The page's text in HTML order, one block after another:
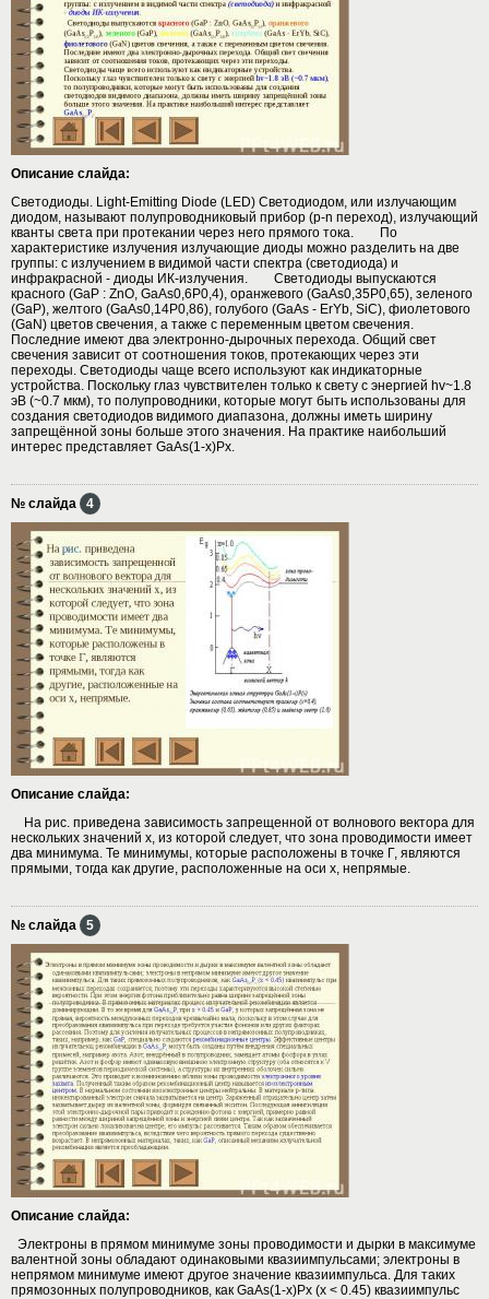
Описание слайда:
Светодиоды. Light-Emitting Diode (LED) Светодиодом, или излучающим
диодом, называют полупроводниковый прибор (p-n переход), излучающий
кванты света при протекании через него прямого тока. По
характеристике излучения излучающие диоды можно разделить на две
группы: с излучением в видимой части спектра (светодиода) и
инфракрасной - диоды ИК-излучения. Светодиоды выпускаются
красного (GaP : ZnO, GaAs0,6P0,4), оранжевого (GaAs0,35P0,65), зеленого
(GaP), желтого (GaAs0,14P0,86), голубого (GaAs - ErYb, SiC), фиолетового
(GaN) цветов свечения, а также с переменным цветом свечения.
Последние имеют два электронно-дырочных перехода. Общий свет
свечения зависит от соотношения токов, протекающих через эти
переходы. Светодиоды чаще всего используют как индикаторные
устройства. Поскольку глаз чувствителен только к свету с энергией hv~1.8
эВ (~0.7 мкм), то полупроводники, которые могут быть использованы для
создания светодиодов видимого диапазона, должны иметь ширину
запрещённой зоны больше этого значения. На практике наибольший
интерес представляет GaAs(1-x)Px.
№ слайда 4
Описание слайда:
На рис. приведена зависимость запрещенной от волнового вектора для
нескольких значений х, из которой следует, что зона проводимости имеет
два минимума. Те минимумы, которые расположены в точке Г, являются
прямыми, тогда как другие, расположенные на оси х, непрямые.
№ слайда 5
Описание слайда:
Электроны в прямом минимуме зоны проводимости и дырки в максимуме
валентной зоны обладают одинаковыми квазиимпульсами; электроны в
непрямом минимуме имеют другое значение квазиимпульса. Для таких
прямозонных полупроводников, как GaAs(1-x)Px (x < 0.45) квазиимпульс